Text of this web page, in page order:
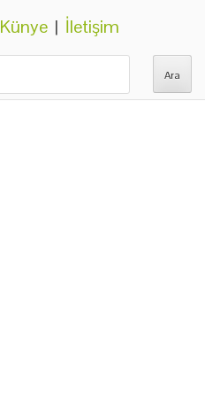
Künye | İletişim